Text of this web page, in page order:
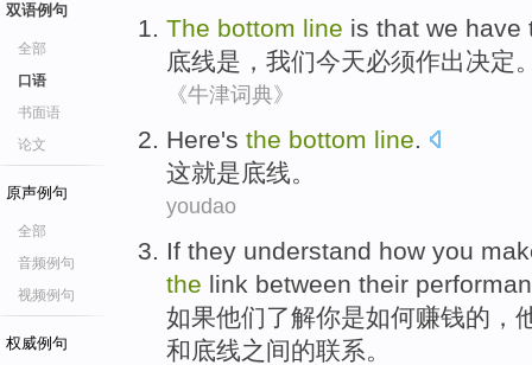
双语例句
全部
口语
书面语
论文
原声例句
全部
音频例句
视频例句
权威例句
The bottom line is that we have
底线是 ， 我们今天必须作出决定
《牛津词典》
Here's the bottom line.
这就是底线。
youdao
If they understand how you
the link between their
如果他们了解你是如何赚钱的，
和 底线之间的联系 。